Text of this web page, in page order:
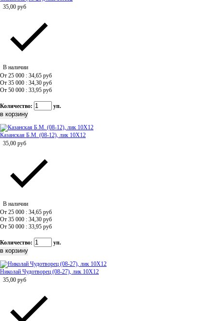
35,00 руб
В наличии
От 25 000 : 34,65 руб
От 35 000 : 34,30 руб
От 50 000 : 33,95 руб
Количество: уп.
Казанская Б.М. (08-12), лик 10Х12
35,00 руб
В наличии
От 25 000 : 34,65 руб
От 35 000 : 34,30 руб
От 50 000 : 33,95 руб
Количество: уп.
Николай Чудотворец (08-27), лик 10Х12
35,00 руб